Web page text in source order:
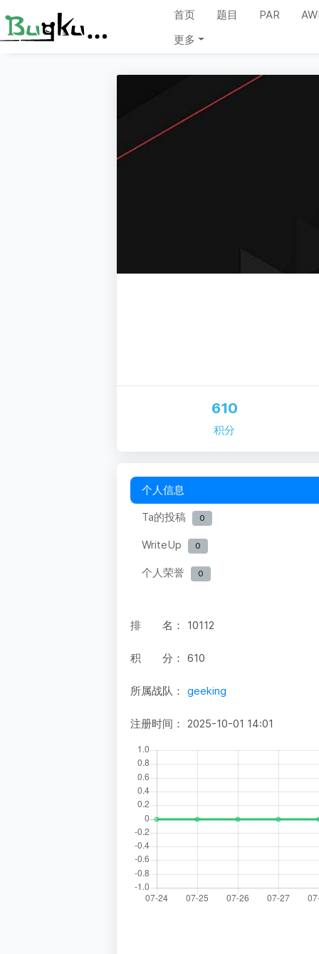
首页 题目 PAR
更多
610
积分
个人信息
Ta的投稿
0
WriteUp 0
个人荣誉 0
排 名： 10112
积 分： 610
所属战队： geeking
注册时间： 2025-10-01 14:01